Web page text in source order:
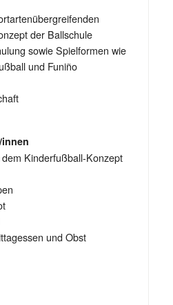
der Ballschule
sowie Spielformen wie
und Funiño
Kinderfußball-Konzept
und Obst